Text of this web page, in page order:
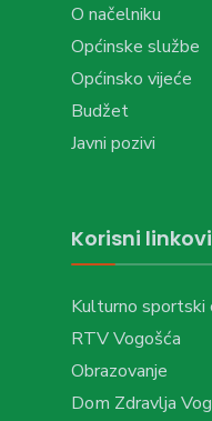
O načelniku
Općinske službe
Općinsko vijeće
Budžet
Javni pozivi
Korisni linkovi
Kulturno sportski
RTV Vogošća
Obrazovanje
Dom Zdravlja